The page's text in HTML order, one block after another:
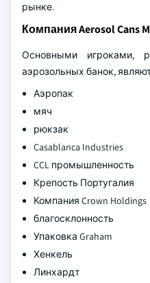
рынке.
Компания Aerosol Cans
Основными игроками,
аэрозольных банок,
Аэропак
мяч
рюкзак
Casablanca Industries
CCL промышленность
Крепость Португалия
Компания Crown Holdings
благосклонность
Упаковка Graham
Хенкель
Линхардт